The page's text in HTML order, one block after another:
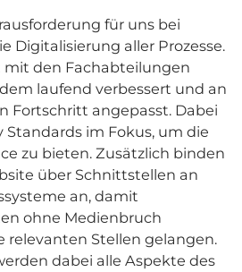
für uns bei
Digitalisierung aller Prozesse.
den Fachabteilungen
laufend verbessert und an
Fortschritt angepasst. Dabei
im Fokus, um die
zu bieten. Zusätzlich binden
über Schnittstellen an
an, damit
ohne Medienbruch
relevanten Stellen gelangen.
dabei alle Aspekte des